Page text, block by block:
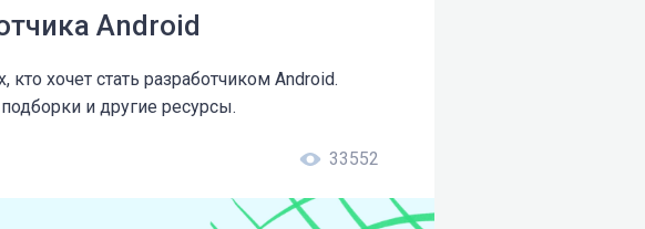
Android
хочет стать разработчиком Android.
и другие ресурсы.
33552